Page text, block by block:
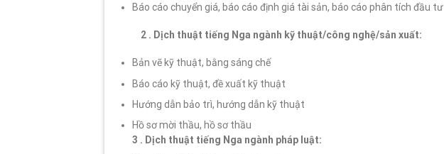
Báo cáo chuyển giá, báo cáo định giá tài sản, báo cáo phân tích đầu tư
2 . Dịch thuật tiếng Nga ngành kỹ thuật/công nghệ/sản xuất:
Bản vẽ kỹ thuật, bằng sáng chế
Báo cáo kỹ thuật, đề xuất kỹ thuật
Hướng dẫn bảo trì, hướng dẫn kỹ thuật
Hồ sơ mời thầu, hồ sơ thầu
3 . Dịch thuật tiếng Nga ngành pháp luật: